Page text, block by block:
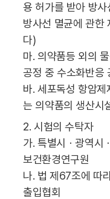
용 허가를 받아 방
방사선 멸균에 관한
다)
마. 의약품등 외의
공정 중 수소화반응
바. 세포독성 항암
는 의약품의 생산시
2. 시험의 수탁자
가. 특별시ㆍ광역시
보건환경연구원
나. 법 제67조에 따
출입협회